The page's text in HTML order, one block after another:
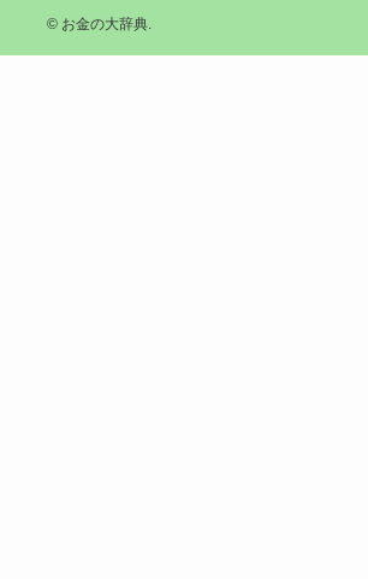
©お金の大辞典.